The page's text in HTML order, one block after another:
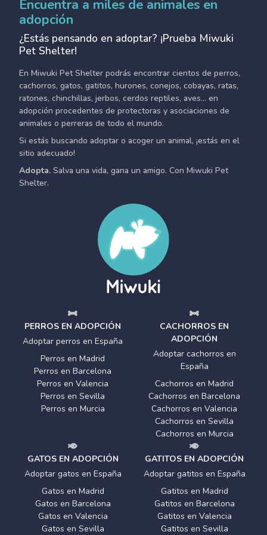
Encuentra a miles de animales en
adopción
¿Estás pensando en adoptar? ¡Prueba Miwuki
Pet Shelter!
En Miwuki Pet Shelter podrás encontrar cientos de perros,
cachorros, gatos, gatitos, hurones, conejos, cobayas, ratas,
ratones, chinchillas, jerbos, cerdos reptiles, aves... en
adopción procedentes de protectoras y asociaciones de
animales o perreras de todo el mundo.
Si estás buscando adoptar o acoger un animal, ¡estás en el
sitio adecuado!
Adopta. Salva una vida, gana un amigo. Con Miwuki Pet
Shelter.
PERROS EN ADOPCIÓN
Adoptar perros en España
Perros en Madrid
Perros en Barcelona
Perros en Valencia
Perros en Sevilla
Perros en Murcia
CACHORROS EN
ADOPCIÓN
Adoptar cachorros en
España
Cachorros en Madrid
Cachorros en Barcelona
Cachorros en Valencia
Cachorros en Sevilla
Cachorros en Murcia
GATOS EN ADOPCIÓN
Adoptar gatos en España
Gatos en Madrid
Gatos en Barcelona
Gatos en Valencia
Gatos en Sevilla
GATITOS EN ADOPCIÓN
Adoptar gatitos en España
Gatitos en Madrid
Gatitos en Barcelona
Gatitos en Valencia
Gatitos en Sevilla